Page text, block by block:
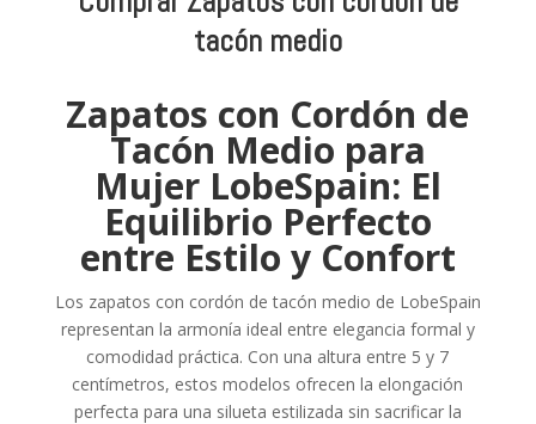
tacón medio
Zapatos con Cordón de
Tacón Medio para
Mujer LobeSpain: El
Equilibrio Perfecto
entre Estilo y Confort
Los zapatos con cordón de tacón medio de LobeSpain
representan la armonía ideal entre elegancia formal y
comodidad práctica. Con una altura entre 5 y 7
centímetros, estos modelos ofrecen la elongación
perfecta para una silueta estilizada sin sacrificar la